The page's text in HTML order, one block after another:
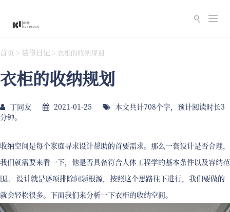
切
换
首页 > 装修日记 > 衣柜的收纳规划
衣柜的收纳规划
丁同友 2021-01-25
本文共计708个字，预计阅读时长3
分钟。
收纳空间是每个家庭寻求设计帮助的首要需求。那么一套设计是否合理，
我们就需要来看一下，他是否具备符合人体工程学的基本条件以及容纳范
围。 设计就是逐项排除问题根源，按照这个思路往下进行，我们要做的
就会轻松很多。下面我们来分析一下衣柜的收纳空间。